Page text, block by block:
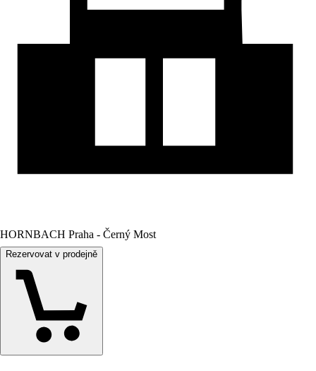
HORNBACH Praha - Černý Most
Rezervovat v prodejně